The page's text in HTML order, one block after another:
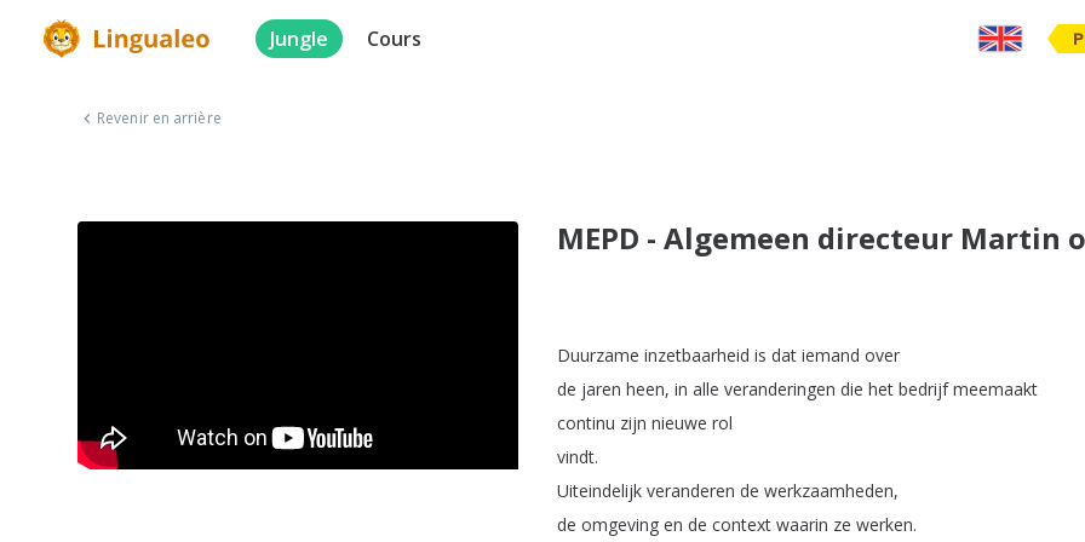
Jungle Cours
Revenir en arrière
MEPD - Algemeen directeur Martin
Duurzame inzetbaarheid is dat iemand over
de jaren heen, in alle veranderingen die het bedrijf meemaakt
continu zijn nieuwe rol
vindt.
Uiteindelijk veranderen de werkzaamheden,
de omgeving en de context waarin ze werken.